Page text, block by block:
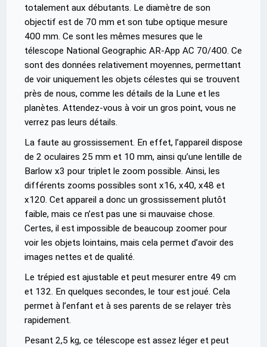
totalement aux débutants. Le diamètre de son
objectif est de 70 mm et son tube optique mesure
400 mm. Ce sont les mêmes mesures que le
télescope National Geographic AR-App AC 70/400. Ce
sont des données relativement moyennes, permettant
de voir uniquement les objets célestes qui se trouvent
près de nous, comme les détails de la Lune et les
planètes. Attendez-vous à voir un gros point, vous ne
verrez pas leurs détails.
La faute au grossissement. En effet, l’appareil dispose
de 2 oculaires 25 mm et 10 mm, ainsi qu’une lentille de
Barlow x3 pour triplet le zoom possible. Ainsi, les
différents zooms possibles sont x16, x40, x48 et
x120. Cet appareil a donc un grossissement plutôt
faible, mais ce n’est pas une si mauvaise chose.
Certes, il est impossible de beaucoup zoomer pour
voir les objets lointains, mais cela permet d’avoir des
images nettes et de qualité.
Le trépied est ajustable et peut mesurer entre 49 cm
et 132. En quelques secondes, le tour est joué. Cela
permet à l’enfant et à ses parents de se relayer très
rapidement.
Pesant 2,5 kg, ce télescope est assez léger et peut